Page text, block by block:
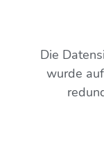
Die
wurde